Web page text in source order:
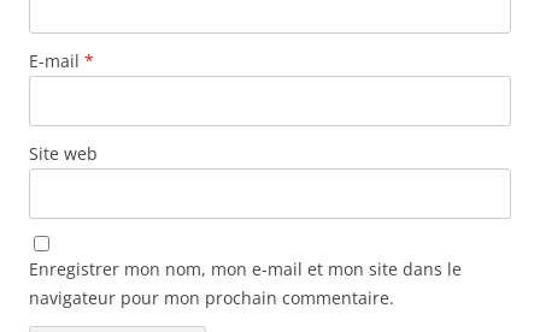
E-mail *
Site web
Enregistrer mon nom, mon e-mail et mon site dans le
navigateur pour mon prochain commentaire.